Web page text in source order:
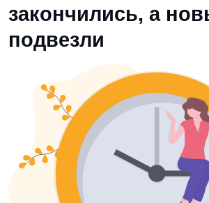
закончились, а
подвезли